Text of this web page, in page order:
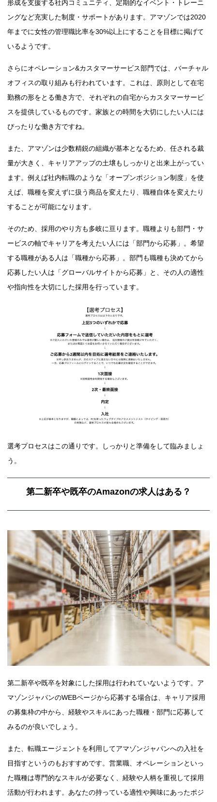
形成を支援する社内コミュニティ、定期的なイベント・トレーニ
ングなど充実した制度・サポートがあります。アマゾンでは2020
年までに女性の管理職比率を30%以上にすることを目標に掲げて
いるようです。
さらにオペレーション&カスタマーサービス部門では、バーチャル
オフィスの取り組みも行われています。これは、原則として在宅
勤務の形をとる働き方で、それぞれの自宅からカスタマーサービ
スを提供しているものです。家族との時間を大切にしたい人には
ぴったりな働き方ですね。
また、アマゾンは少数精鋭の組織が基本となるため、任される裁
量が大きく、キャリアアップの土壌もしっかりと出来上がってい
ます。例えば社内転職のような「オープンポジション制度」を使
えば、職種を変えずに扱う商品を変えたり、職種自体を変えたり
することが可能になります。
そのため、採用のやり方も多岐に亘ります。職種よりも部門・サ
ービスの軸でキャリアを考えたい人には「部門から応募」。希望
する職種がある人は「職種から応募」。部門も職種も決めてから
応募したい人は「グローバルサイトから応募」と、その人の適性
や指向性を大切にした採用を行っています。
選考プロセスはこの通りです。しっかりと準備をして臨みましょ
う。
第二新卒や既卒のAmazonの求人はある？
第二新卒や既卒を対象にした採用は行われていないようです。ア
マゾンジャパンのWEBページから応募する場合は、キャリア採用
の募集枠の中から、経験やスキルにあった職種・部門に応募して
みるのが良いでしょう。
また、転職エージェントを利用してアマゾンジャパンへの入社を
目指すというのもおすすめです。営業職、オペレーションといっ
た職種は専門的なスキルが必要なく、経験や人柄を重視して採用
活動が行われます。あなたの持っている適性や興味にあったポジ